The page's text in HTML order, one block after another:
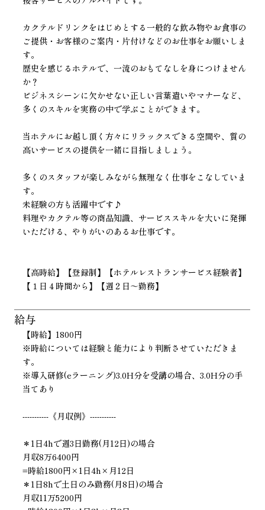
カクテルドリンクをはじめとする一般的な飲み物やお食事の
ご提供・お客様のご案内・片付けなどのお仕事をお願いしま
す。
歴史を感じるホテルで、一流のおもてなしを身につけません
か？
ビジネスシーンに欠かせない正しい言葉遣いやマナーなど、
多くのスキルを実務の中で学ぶことができます。
当ホテルにお越し頂く方々にリラックスできる空間や、質の
高いサービスの提供を一緒に目指しましょう。
多くのスタッフが楽しみながら無理なく仕事をこなしていま
す。
未経験の方も活躍中です♪
料理やカクテル等の商品知識、サービススキルを大いに発揮
いただける、やりがいのあるお仕事です。
【高時給】【登録制】【ホテルレストランサービス経験者】
【１日４時間から】【週２日～勤務】
給与
【時給】1800円
※時給については経験と能力により判断させていただきま
す。
※導入研修(eラーニング)3.0H分を受講の場合、3.0H分の手
当てあり
-----------《月収例》-----------
＊1日4hで週3日勤務(月12日)の場合
月収8万6400円
=時給1800円×1日4h×月12日
＊1日8hで土日のみ勤務(月8日)の場合
月収11万5200円